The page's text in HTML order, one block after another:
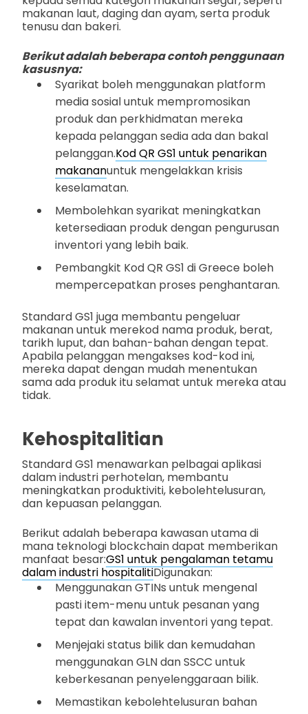
makanan laut, daging dan ayam, serta produk
tenusu dan bakeri.
Berikut adalah beberapa contoh penggunaan
kasusnya:
Syarikat boleh menggunakan platform
media sosial untuk mempromosikan
produk dan perkhidmatan mereka
kepada pelanggan sedia ada dan bakal
pelanggan.Kod QR GS1 untuk penarikan
makananuntuk mengelakkan krisis
keselamatan.
Membolehkan syarikat meningkatkan
ketersediaan produk dengan pengurusan
inventori yang lebih baik.
Pembangkit Kod QR GS1 di Greece boleh
mempercepatkan proses penghantaran.
Standard GS1 juga membantu pengeluar
makanan untuk merekod nama produk, berat,
tarikh luput, dan bahan-bahan dengan tepat.
Apabila pelanggan mengakses kod-kod ini,
mereka dapat dengan mudah menentukan
sama ada produk itu selamat untuk mereka atau
tidak.
Kehospitalitian
Standard GS1 menawarkan pelbagai aplikasi
dalam industri perhotelan, membantu
meningkatkan produktiviti, kebolehtelusuran,
dan kepuasan pelanggan.
Berikut adalah beberapa kawasan utama di
mana teknologi blockchain dapat memberikan
manfaat besar:GS1 untuk pengalaman tetamu
dalam industri hospitalitiDigunakan:
Menggunakan GTINs untuk mengenal
pasti item-menu untuk pesanan yang
tepat dan kawalan inventori yang tepat.
Menjejaki status bilik dan kemudahan
menggunakan GLN dan SSCC untuk
keberkesanan penyelenggaraan bilik.
Memastikan kebolehtelusuran bahan